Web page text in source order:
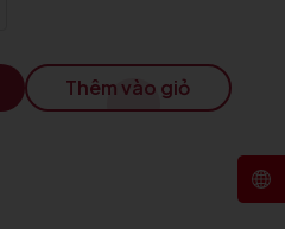
Thêm vào giỏ